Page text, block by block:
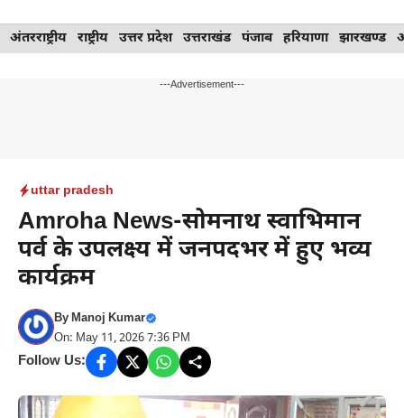
Skip
to
अंतरराष्ट्रीय राष्ट्रीय उत्तर प्रदेश उत्तराखंड पंजाब हरियाणा झारखण्ड
---Advertisement---
uttar pradesh
Amroha News-सोमनाथ स्वाभिमान
पर्व के उपलक्ष्य में जनपदभर में हुए भव्य
कार्यक्रम
ByManoj Kumar
On: May 11, 2026 7:36 PM
Follow Us: